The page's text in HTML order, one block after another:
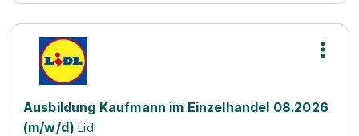
Ausbildung Kaufmann im Einzelhandel 08.2026
(m/w/d) Lidl